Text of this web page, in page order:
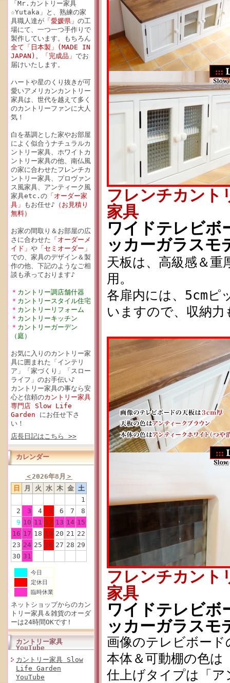
「Mr.カントリー家具
☆Yutaka」と、熟練の家
具職人達が 「愛媛県」 の工
場にて、一つ一つ手作りで
製作しています。もちろん
全て「日本製」(MADE IN
JAPAN) 。 「完成品」 でお
届けいたします。
ハートや星のくり抜きが可
愛いアメリカンカントリー
家具は、世代を越えて多く
のカントリーファンに大人
気！
白を基調とした家やお部屋
によく似合うナチュラルカ
ントリー家具、ホワイトカ
ントリー家具の他、南仏風
の家に合わせたフレンチカ
ントリー家具、プロヴァン
ス風家具、アンティーク風
家具etc.の 「オーダー家
具」 もお任せ♪ （お見積り
無料）
お家の間取り＆お部屋の広
さに合わせた 「オーダーメ
イド」 や 「セミオーダー」
での、家具のデザイン＆製
作の他、下記のようなご相
談も承っております♪
＊ カントリー調店舗什器
＊ カントリースタイル住宅
＊ カントリーリフォーム
＊ カントリーキッチン
＊ カントリーガーデン
（庭）
お気に入りのカントリー家
具に囲まれた「インテリ
ア」「家づくり」「スロー
ライフ」のお手伝い♪
カントリー家具の事なら安
心と信頼のカントリー家具
専門店 Slow Life
Garden にお任せ下さ
い！
店長日記はこちら >>
カレンダー
＜2026年8月 ＞
日
月 火 水 木 金 土
1
2
3 4 5 6 7
8
9 10 11 12 13 14 15
16 17 18 19 20 21 22
23 24 25 26 27 28 29
30 31
今日
定休日
臨時休業
ネットショップからのカン
トリー家具＆雑貨のオーダ
ーは24時間OKです!
カントリー家具
YouTube
カントリー家具 Slow
Life Garden
YouTube
フレンチカント
家具
ワイドテレビ
ッカーガラスモ
天板は、高級感＆重
用。
各扉内には、5cmピ
いますので、収納力
フレンチカント
家具
ワイドテレビ
ッカーガラスモ
画像のテレビボー
本体＆可動棚の色
仕上げタイプは「